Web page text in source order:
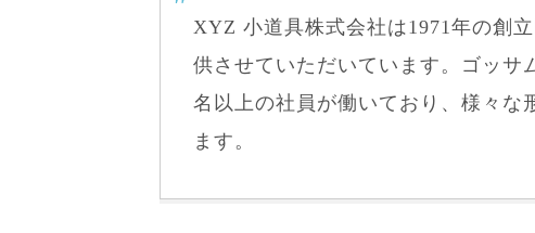
XYZ 小道具株式会社は1971年の創
供させていただいています。ゴッサ
名以上の社員が働いており、様々な
ます。